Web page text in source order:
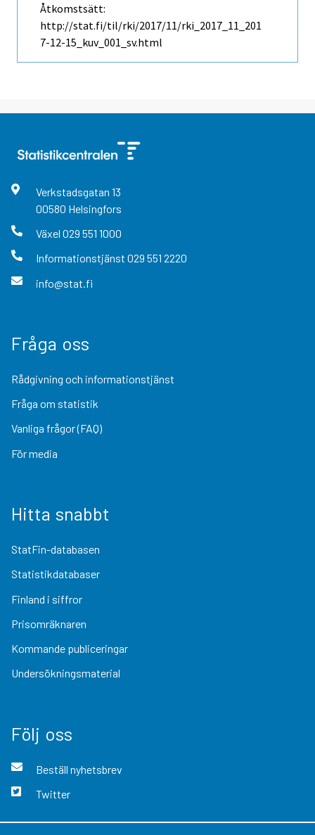
Åtkomstsätt:
http://stat.fi/til/rki/2017/11/rki_2017_11_201
7-12-15_kuv_001_sv.html
Verkstadsgatan 13
00580 Helsingfors
Växel 029 551 1000
Informationstjänst 029 551 2220
info@stat.fi
Fråga oss
Rådgivning och informationstjänst
Fråga om statistik
Vanliga frågor (FAQ)
För media
Hitta snabbt
StatFin-databasen
Statistikdatabaser
Finland i siffror
Prisomräknaren
Kommande publiceringar
Undersökningsmaterial
Följ oss
Beställ nyhetsbrev
Twitter